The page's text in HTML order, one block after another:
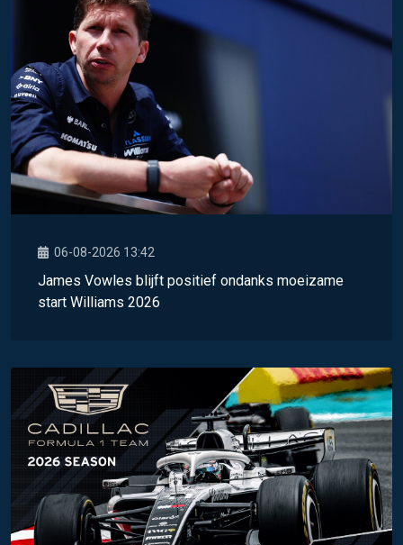
06-08-2026 13:42
James Vowles blijft positief ondanks moeizame
start Williams 2026